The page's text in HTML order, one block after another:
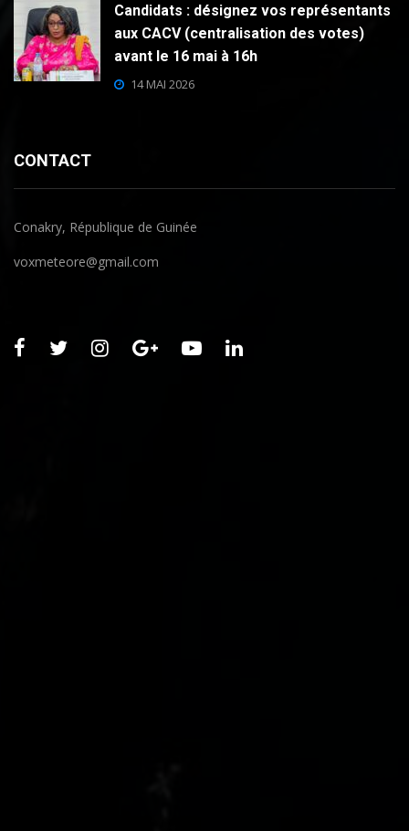
Candidats : désignez vos représentants
aux CACV (centralisation des votes)
avant le 16 mai à 16h
14 MAI 2026
CONTACT
Conakry, République de Guinée
voxmeteore@gmail.com